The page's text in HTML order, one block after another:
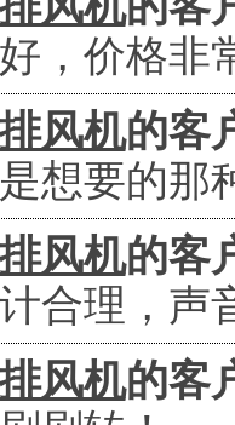
，价格非
风机的客
想要的那
风机的客
合理，声
风机的客